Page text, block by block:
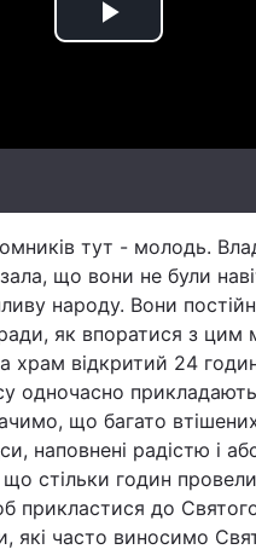
Вакансії
Play
тут - молодь.
що вони не були
народу. Вони
як впоратися з цим
храм відкритий 24
одночасно
що багато
наповнені радістю і
стільки годин
прикластися до
які часто виносимо